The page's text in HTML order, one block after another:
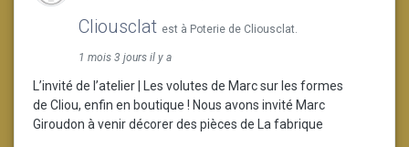
Cliousclat est à Poterie de Cliousclat.
1 mois 3 jours il y a
L’invité de l’atelier | Les volutes de Marc sur les formes
de Cliou, enfin en boutique ! Nous avons invité Marc
Giroudon à venir décorer des pièces de La fabrique